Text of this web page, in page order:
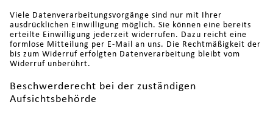
Viele Datenverarbeitungsvorgänge sind nur mit Ihrer
ausdrücklichen Einwilligung möglich. Sie können eine bereits
erteilte Einwilligung jederzeit widerrufen. Dazu reicht eine
formlose Mitteilung per E-Mail an uns. Die Rechtmäßigkeit der
bis zum Widerruf erfolgten Datenverarbeitung bleibt vom
Widerruf unberührt.
Beschwerderecht bei der zuständigen
Aufsichtsbehörde